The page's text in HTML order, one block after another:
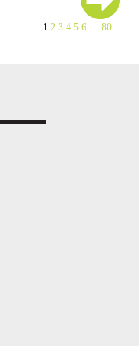
1 2 3 4 5 6 … 80